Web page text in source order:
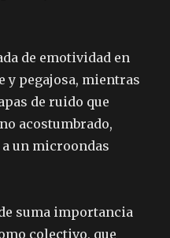
de emotividad en
y pegajosa, mientras
de ruido que
acostumbrado,
un microondas
suma importancia
colectivo, que